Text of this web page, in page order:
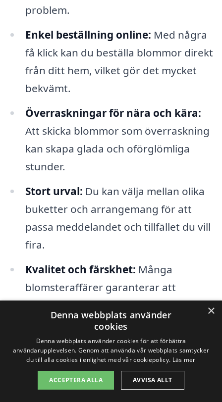
problem.
Enkel beställning online: Med några
få klick kan du beställa blommor direkt
från ditt hem, vilket gör det mycket
bekvämt.
Överraskningar för nära och kära:
Att skicka blommor som överraskning
kan skapa glada och oförglömliga
stunder.
Stort urval: Du kan välja mellan olika
buketter och arrangemang för att
passa meddelandet och tillfället du vill
fira.
Kvalitet och färskhet: Många
blomsteraffärer garanterar att
blommorna är färska och av hög
kvalitet, vilket är viktigt för att ditt bud
ska göra rätt intryck.
Oavsett varför eller när, är ett
blomsterbud en underbar gåva som alltid
×
Denna webbplats använder
cookies
Denna webbplats använder cookies för att förbättra
användarupplevelsen. Genom att använda vår webbplats samtycker
du till alla cookies i enlighet med vår cookiepolicy. Läs mer
ACCEPTERA ALLA AVVISA ALLT